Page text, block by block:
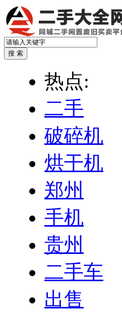
热点:
二手
破碎机
烘干机
郑州
手机
贵州
二手车
出售